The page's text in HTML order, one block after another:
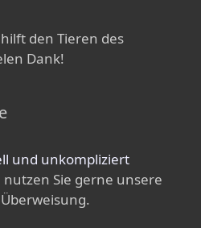
hilft den Tieren des
Dank!
und unkompliziert
Sie gerne unsere